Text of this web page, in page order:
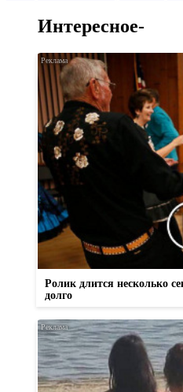
Интересное-
Ролик длится несколько
долго